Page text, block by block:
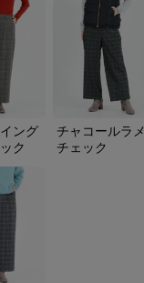
ング
ク
チャコールラメ
チェック